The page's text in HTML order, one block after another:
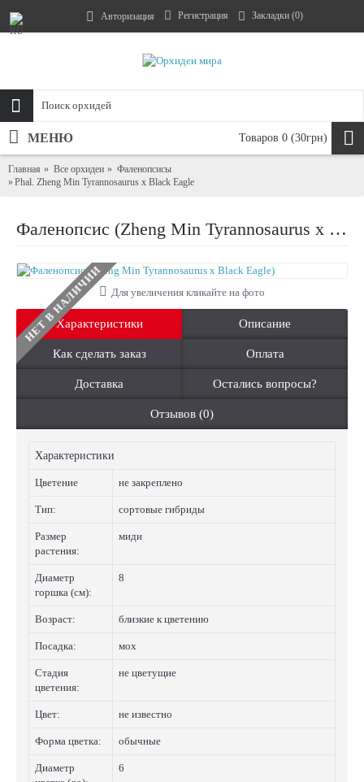
Авторизация Регистрация Закладки (0)
Товаров 0 (30грн)
МЕНЮ
Главная Все орхидеи
Фаленопсисы
Phal. Zheng Min Tyrannosaurus x Black Eagle
Фаленопсис (Zheng Min Tyrannosaurus x Black Eagle)
НЕТ В НАЛИЧИИ Для увеличения кликайте на фото
Характеристики Описание
Как сделать заказ Оплата
Доставка Остались вопросы?
Отзывов (0)
Характеристики
Цветение не закреплено
Тип: сортовые гибриды
Размер
растения:
миди
Диаметр
горшка (см):
8
Возраст: близкие к цветению
Посадка: мох
Стадия
цветения:
не цветущие
Цвет: не известно
Форма цветка: обычные
Диаметр
6